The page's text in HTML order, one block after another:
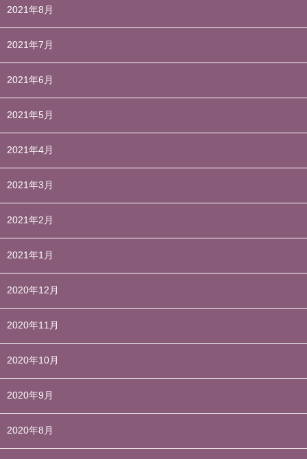
2021年8月
2021年7月
2021年6月
2021年5月
2021年4月
2021年3月
2021年2月
2021年1月
2020年12月
2020年11月
2020年10月
2020年9月
2020年8月